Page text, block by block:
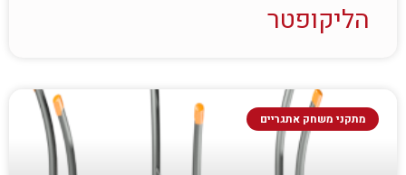
הליקופטר
מתקני משחק אתגריים